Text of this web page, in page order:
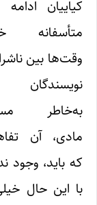
کیاییان ادامه
متأسفانه
وقت‌ها بین
به‌خاطر
مادی، آن
که باید، وجود
با این حال